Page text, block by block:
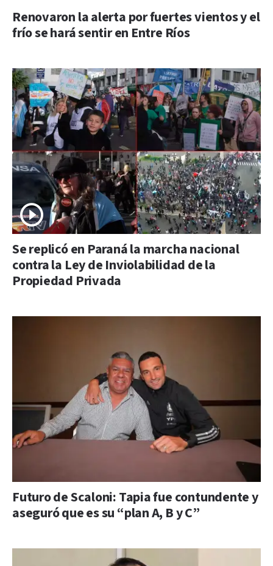
Renovaron la alerta por fuertes vientos y el
frío se hará sentir en Entre Ríos
Se replicó en Paraná la marcha nacional
contra la Ley de Inviolabilidad de la
Propiedad Privada
Futuro de Scaloni: Tapia fue contundente y
aseguró que es su “plan A, B y C”